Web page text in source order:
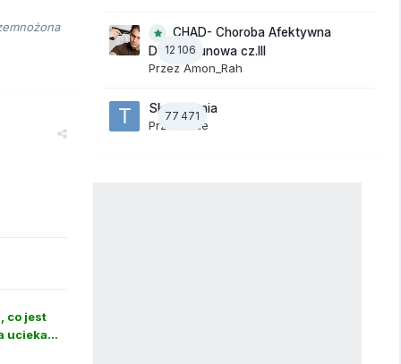
co jest
ucieka...
12 106
CHAD- Choroba Afektywna
Dwubiegunowa cz.III
Przez Amon_Rah
77 471
Skojarzenia
Przez
tede